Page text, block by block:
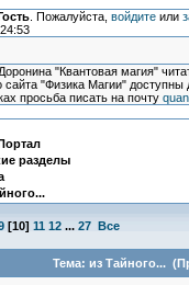
. Пожалуйста, войдитеили
"Квантовая магия"
сайта "Физика Магии"
просьба писать на почту
разделы
[10] 11 12 ... 27 Все
Тема: из Тайного...